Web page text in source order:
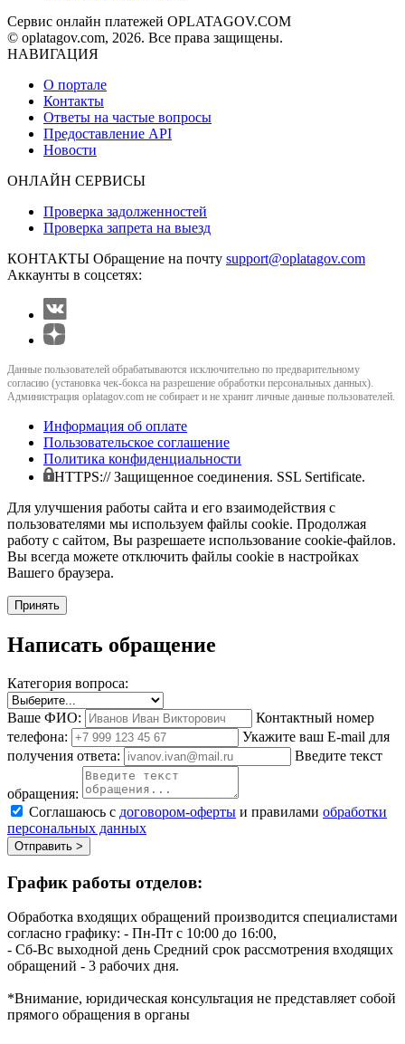
Сервис онлайн платежей OPLATAGOV.COM
© oplatagov.com, 2026. Все права защищены.
НАВИГАЦИЯ
О портале
Контакты
Ответы на частые вопросы
Предоставление API
Новости
ОНЛАЙН СЕРВИСЫ
Проверка задолженностей
Проверка запрета на выезд
КОНТАКТЫ Обращение на почту support@oplatagov.com
Аккаунты в соцсетях:
Данные пользователей обрабатываются исключительно по предварительному
согласию (установка чек-бокса на разрешение обработки персональных данных).
Администрация oplatagov.com не собирает и не хранит личные данные пользователей.
Информация об оплате
Пользовательское соглашение
Политика конфиденциальности
HTTPS:// Защищенное соединения. SSL Sertificate.
Для улучшения работы сайта и его взаимодействия с
пользователями мы используем файлы cookie. Продолжая
работу с сайтом, Вы разрешаете использование cookie-файлов.
Вы всегда можете отключить файлы cookie в настройках
Вашего браузера.
Принять
Написать обращение
Категория вопроса:
Ваше ФИО:
Контактный номер
телефона:
Укажите ваш E-mail для
получения ответа:
Введите текст
обращения:
Соглашаюсь с договором-оферты и правилами обработки
персональных данных
Отправить >
График работы отделов:
Обработка входящих обращений производится специалистами
согласно графику: - Пн-Пт с 10:00 до 16:00,
- Сб-Вс выходной день Средний срок рассмотрения входящих
обращений - 3 рабочих дня.
*Внимание, юридическая консультация не представляет собой
прямого обращения в органы